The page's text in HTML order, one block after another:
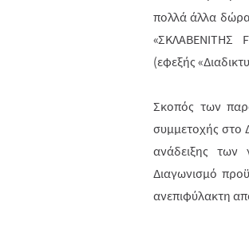
πολλά άλλα
«ΣΚΛΑΒΕΝΙΤΗΣ
(εφεξής
Σκοπός των
συμμετοχής στο
ανάδειξης των
Διαγωνισμό
ανεπιφύλακτη